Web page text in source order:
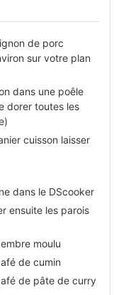
de porc
sur votre plan
dans une poêle
dorer toutes les
cuisson laisser
dans le DScooker
ensuite les parois
moulu
de cumin
de pâte de curry